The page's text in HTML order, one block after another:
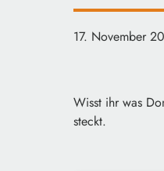
17. November
Wisst ihr was
steckt.